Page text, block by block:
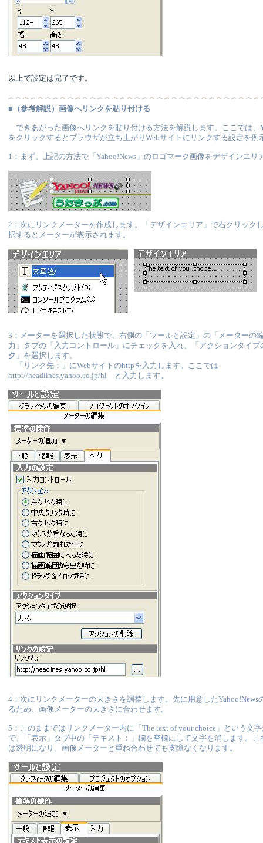
以上で設定は完了です。
■ （参考解説）画像へリンクを貼り付ける
できあがった画像へリンクを貼り付ける方法を解説します。ここでは、
をクリックするとブラウザが立ち上がりWebサイトにリンクする設定を例
1：まず、上記の方法で「Yahoo!News」のロゴマーク画像をデザインエリ
2：次にリンクメーターを作成します。「デザインエリア」で右クリック
択するとメーターが表示されます。
3：メーターを選択した状態で、右側の「ツールと設定」の「メーターの
力」タブの「入力コントロール」にチェックを入れ、「アクションタイプ
ク 」を選択します。
「リンク先：」にWebサイトのhttpを入力します。ここでは
http://headlines.yahoo.co.jp/hl と入力します。
4：次にリンクメーターの大きさを調整します。先に用意したYahoo!News
るため、画像メーターの大きさに合わせます。
5：このままではリンクメーター内に「The text of your choice」という文
で、「表示」タブ中の「テキスト：」欄を空欄にして文字を消します。こ
は透明になり、画像メーターと重ね合わせても支障なくなります。